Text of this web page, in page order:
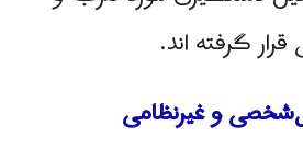
گرفته اند.
و غیرنظامی